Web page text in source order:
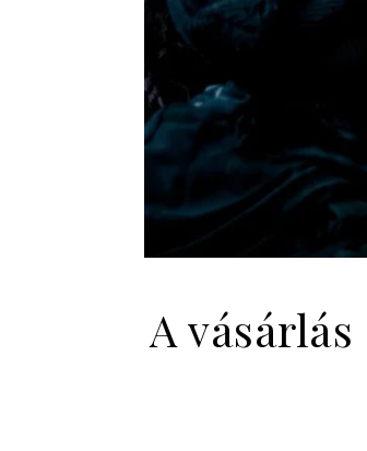
A